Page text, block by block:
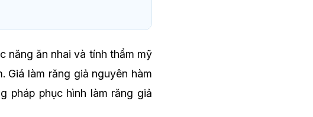
năng ăn nhai và tính thẩm mỹ
Giá làm răng giả nguyên hàm
pháp phục hình làm răng giả